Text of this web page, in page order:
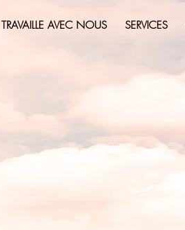
TRAVAILLE AVEC NOUS SERVICES